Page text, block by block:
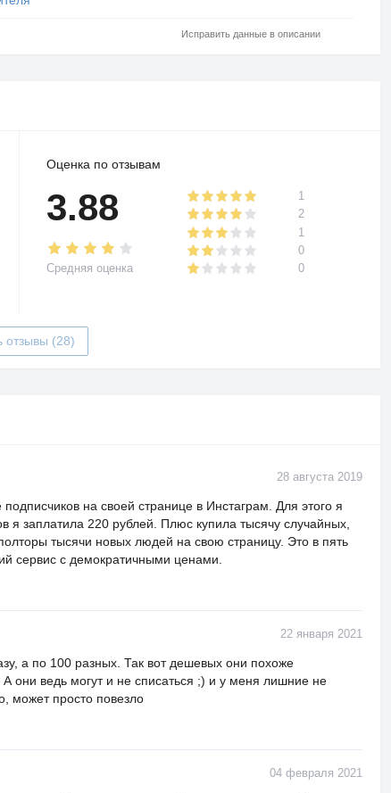
Исправить данные в описании
Оценка по отзывам
3.88
Средняя оценка
1
2
1
0
0
отзывы (28)
28 августа 2019
на своей странице в Инстаграм. Для этого я
я заплатила 220 рублей. Плюс купила тысячу случайных,
тысячи новых людей на свою страницу. Это в пять
сервис с демократичными ценами.
22 января 2021
а по 100 разных. Так вот дешевых они похоже
они ведь могут и не списаться ;) и у меня лишние не
может просто повезло
04 февраля 2021